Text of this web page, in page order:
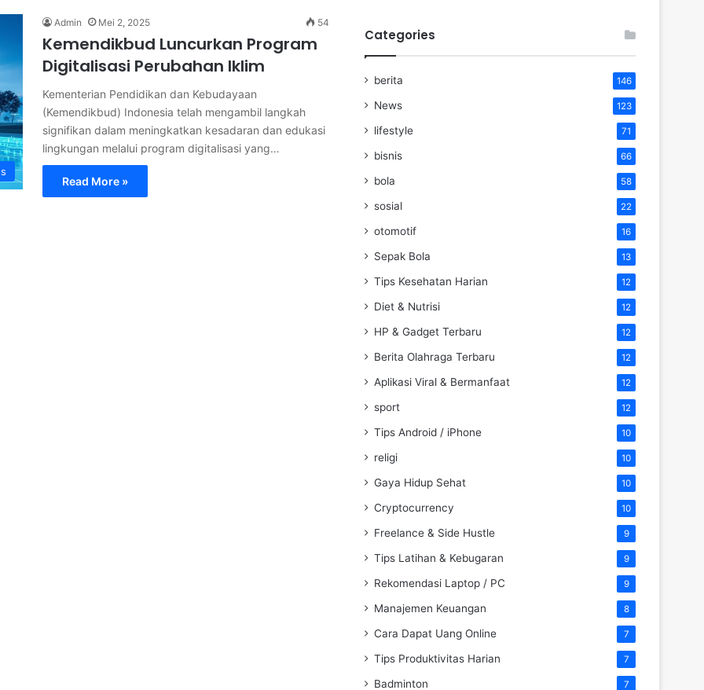
Admin Mei 2, 2025 54
Kemendikbud Luncurkan Program
Digitalisasi Perubahan Iklim
Kementerian Pendidikan dan Kebudayaan
(Kemendikbud) Indonesia telah mengambil langkah
signifikan dalam meningkatkan kesadaran dan edukasi
lingkungan melalui program digitalisasi yang…
Read More »
Categories
berita 146
News 123
lifestyle 71
bisnis 66
bola 58
sosial 22
otomotif 16
Sepak Bola 13
Tips Kesehatan Harian 12
Diet & Nutrisi 12
HP & Gadget Terbaru 12
Berita Olahraga Terbaru 12
Aplikasi Viral & Bermanfaat 12
sport 12
Tips Android / iPhone 10
religi 10
Gaya Hidup Sehat 10
Cryptocurrency 10
Freelance & Side Hustle 9
Tips Latihan & Kebugaran 9
Rekomendasi Laptop / PC 9
Manajemen Keuangan 8
Cara Dapat Uang Online 7
Tips Produktivitas Harian 7
Badminton 7